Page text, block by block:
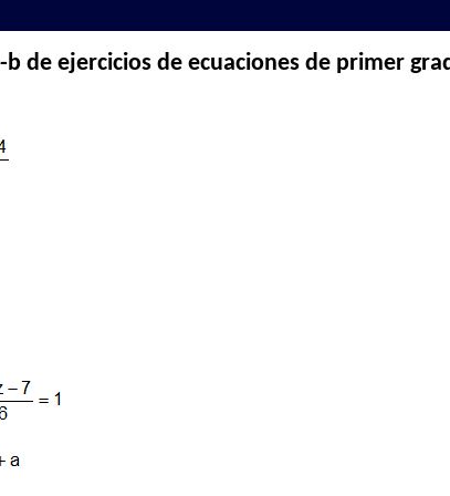
b de ejercicios de ecuaciones de primer